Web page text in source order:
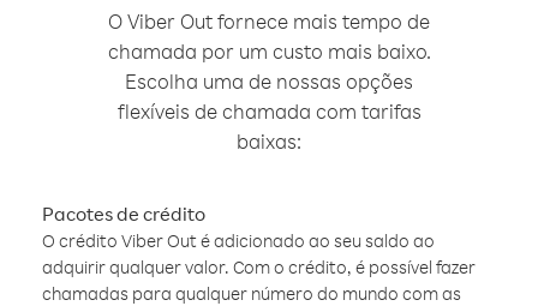
O Viber Out fornece mais tempo de
chamada por um custo mais baixo.
Escolha uma de nossas opções
flexíveis de chamada com tarifas
baixas:
Pacotes de crédito
O crédito Viber Out é adicionado ao seu saldo ao
adquirir qualquer valor. Com o crédito, é possível fazer
chamadas para qualquer número do mundo com as